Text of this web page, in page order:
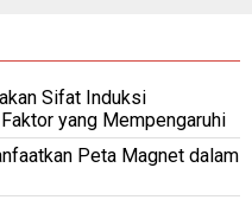
Sifat Induksi
yang Mempengaruhi
Peta Magnet dalam